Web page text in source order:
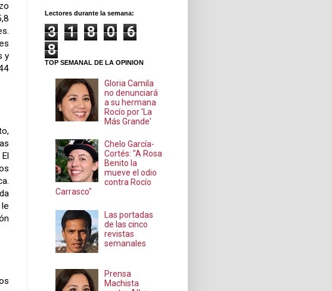
y
Lectores durante la semana:
3 1 8 0
6
8
TOP SEMANAL DE LA OPINION
Gloria Camila
no denunciará
a su hermana
Rocío por 'La
Más Grande'
Chelo García-
Cortés: "A Rosa
Benito la
mueve el odio
contra Rocío
Carrasco"
Las portadas
de las cinco
revistas
semanales
Prensa
Machista